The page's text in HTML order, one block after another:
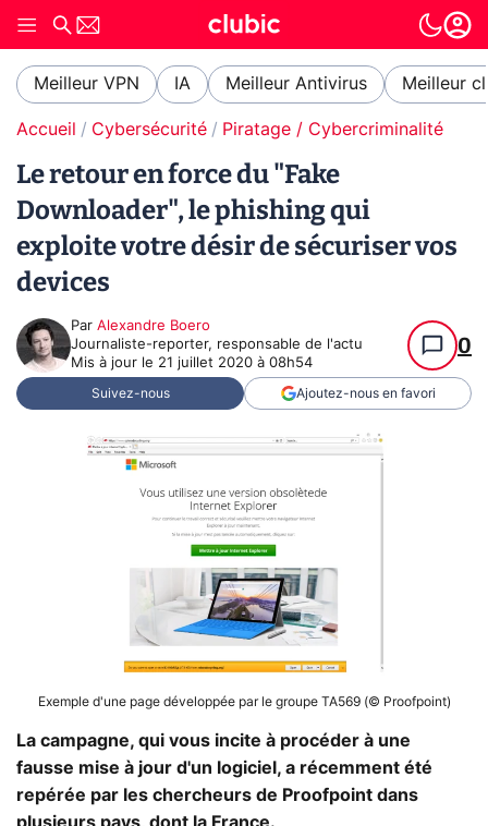
Meilleur VPN IA Meilleur Antivirus Meilleur
Accueil Cybersécurité Piratage / Cybercriminalité
Le retour en force du "Fake
Downloader", le phishing qui
exploite votre désir de sécuriser vos
devices
Par Alexandre Boero
Journaliste-reporter, responsable de l'actu
Mis à jour le 21 juillet 2020 à 08h54
0
Suivez-nous Ajoutez-nous en favori
Exemple d'une page développée par le groupe TA569 (© Proofpoint)
La campagne, qui vous incite à procéder à une
fausse mise à jour d'un logiciel, a récemment été
repérée par les chercheurs de Proofpoint dans